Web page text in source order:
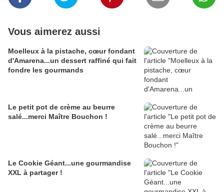
Vous aimerez aussi
Moelleux à la pistache, cœur fondant
d'Amarena...un dessert raffiné qui fait
fondre les gourmands
Le petit pot de crème au beurre
salé...merci Maître Bouchon !
Le Cookie Géant...une gourmandise
XXL à partager !